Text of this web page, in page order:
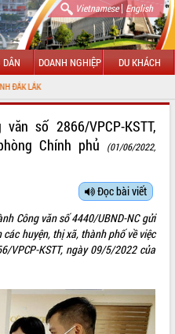
Vietnamese| English
DÂN DOANH NGHIỆP DU KHÁCH
số 2866/VPCP-KSTT,
Chính phủ
(01/06/2022,
Đọc bài viết
Công văn số 4440/UBND-NC gửi
huyện, thị xã, thành phố về việc
VPCP-KSTT, ngày 09/5/2022 của